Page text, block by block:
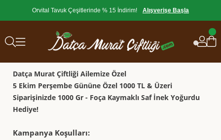
Orvital Tavuk Çeşitlerinde % 15 İndirim! Alışverişe Başla
Datça Murat Çiftliği Ailemize Özel
5 Ekim Perşembe Gününe Özel 1000 TL & Üzeri
Siparişinizde 1000 Gr - Foça Kaymaklı Saf İnek Yoğurdu
Hediye!
Kampanya Koşulları: